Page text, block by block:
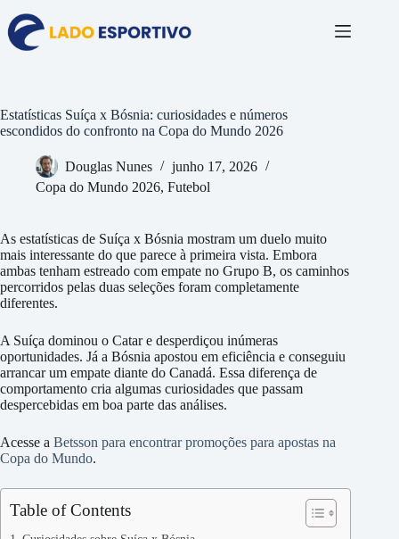
para
conteúdo
Estatísticas Suíça x Bósnia: curiosidades e números
escondidos do confronto na Copa do Mundo 2026
Douglas Nunes
junho 17, 2026
Copa do Mundo 2026, Futebol
As estatísticas de Suíça x Bósnia mostram um duelo muito
mais interessante do que parece à primeira vista. Embora
ambas tenham estreado com empate no Grupo B, os caminhos
percorridos pelas duas seleções foram completamente
diferentes.
A Suíça dominou o Catar e desperdiçou inúmeras
oportunidades. Já a Bósnia apostou em eficiência e conseguiu
arrancar um empate diante do Canadá. Essa diferença de
comportamento cria algumas curiosidades que passam
despercebidas em boa parte das análises.
Acesse a Betsson para encontrar promoções para apostas na
Copa do Mundo.
Table of Contents